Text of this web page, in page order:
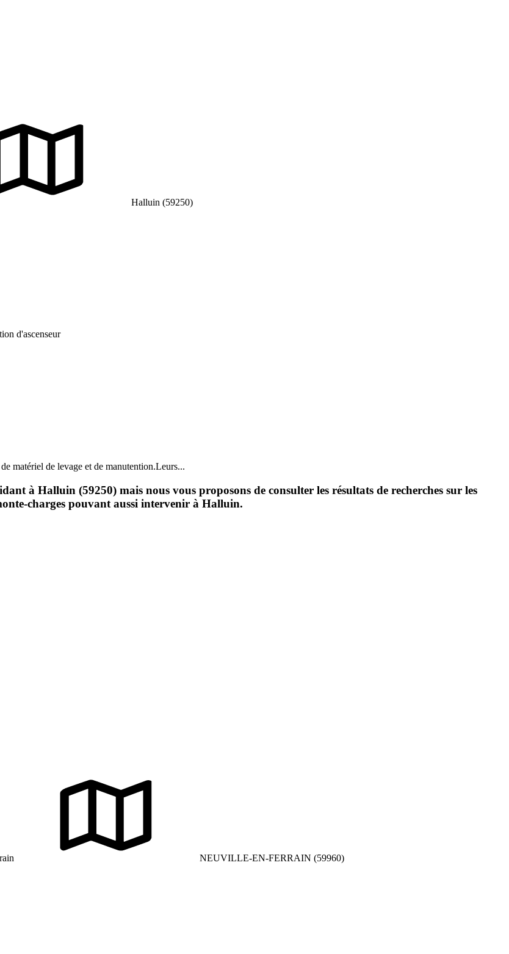
Halluin (59250)
d'ascenseur
matériel de levage et de manutention.Leurs...
à Halluin (59250) mais nous vous proposons de consulter les résultats de recherches sur les
charges pouvant aussi intervenir à Halluin.
NEUVILLE-EN-FERRAIN (59960)